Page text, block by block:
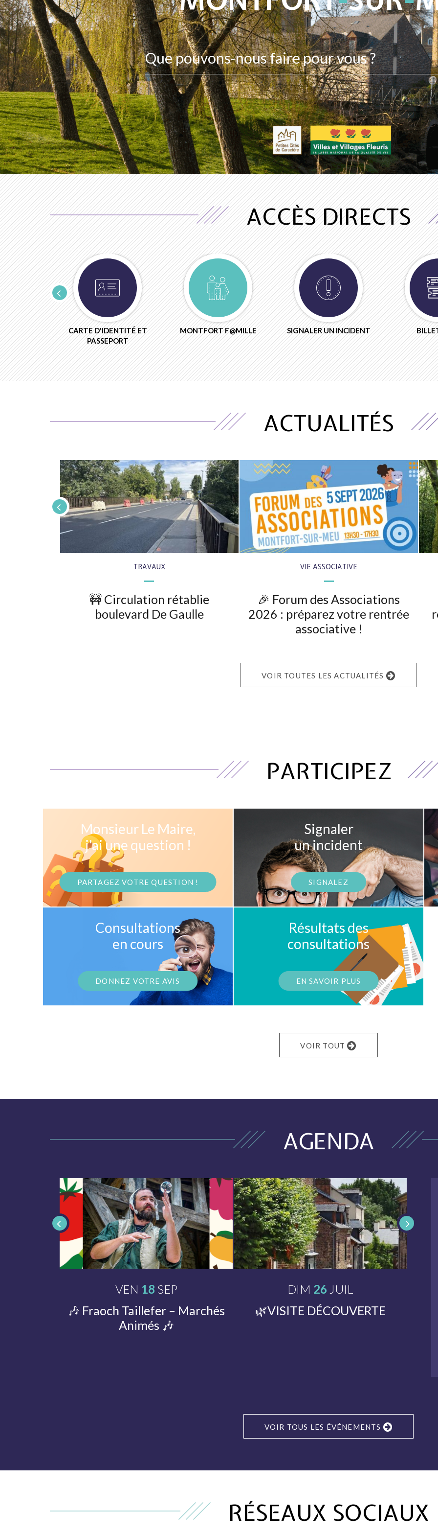
ACCÈS DIRECTS
CARTE D'IDENTITÉ ET
PASSEPORT
MONTFORT F@MILLE SIGNALER UN INCIDENT
ACTUALITÉS
TRAVAUX
🚧 Circulation rétablie
boulevard De Gaulle
VIE ASSOCIATIVE
🎉 Forum des Associations
2026 : préparez votre rentrée
associative !
VOIR TOUTES LES ACTUALITÉS
PARTICIPEZ
Monsieur Le Maire,
j'ai une question !
PARTAGEZ VOTRE QUESTION !
Signaler
un incident
SIGNALEZ
Consultations
en cours
DONNEZ VOTRE AVIS
Résultats des
consultations
EN SAVOIR PLUS
VOIR TOUT
AGENDA
🎶 Fraoch Taillefer – Marchés
Animés 🎶
Le
VEN 18 SEP
TEMBRE
🌿VISITE DÉCOUVERTE
Le
DIM 26 JUIL
LET
VOIR TOUS LES ÉVÉNEMENTS
RÉSEAUX SOCIAUX